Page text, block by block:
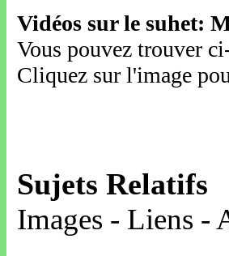
Vidéos sur le suhet:
Vous pouvez trouver
Cliquez sur l'image
Sujets Relatifs
Images - Liens -